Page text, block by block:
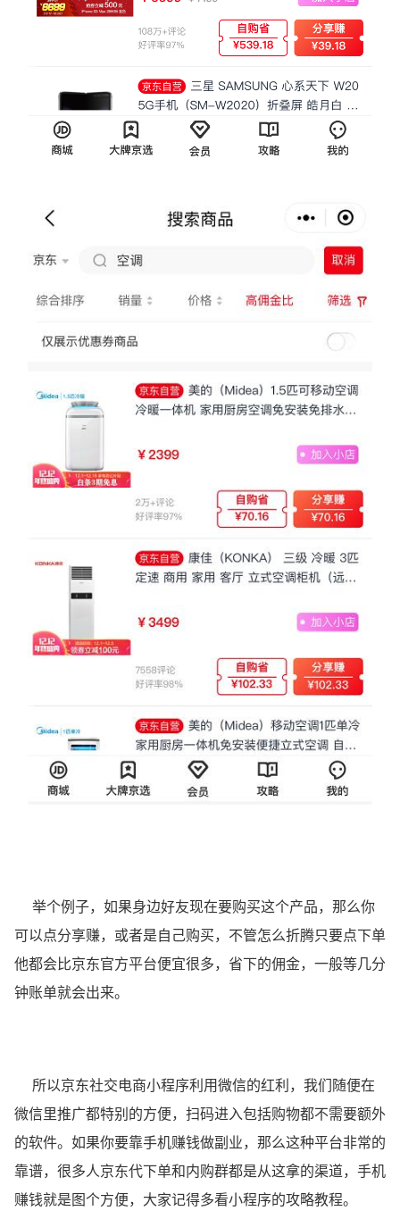
举个例子，如果身边好友现在要购买这个产品，那么你
可以点分享赚，或者是自己购买，不管怎么折腾只要点下单
他都会比京东官方平台便宜很多，省下的佣金，一般等几分
钟账单就会出来。
所以京东社交电商小程序利用微信的红利，我们随便在
微信里推广都特别的方便，扫码进入包括购物都不需要额外
的软件。如果你要靠手机赚钱做副业，那么这种平台非常的
靠谱，很多人京东代下单和内购群都是从这拿的渠道，手机
赚钱就是图个方便，大家记得多看小程序的攻略教程。